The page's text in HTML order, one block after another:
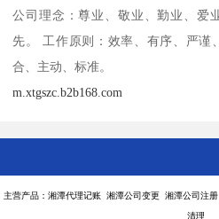
公司理念：尊业、敬业、勤业、爱
先。 工作原则：效率、有序、严谨
合、主动、标准。
m.xtgszc.b2b168.com
主营产品：湘潭代理记账 湘潭公司变更 湘潭公司注
清理